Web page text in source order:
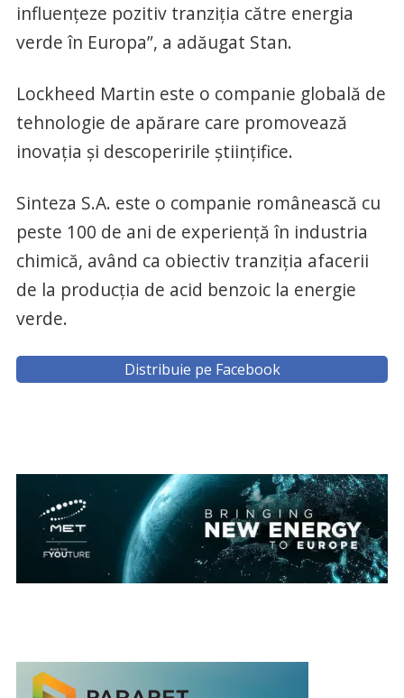
influenţeze pozitiv tranziţia către energia
verde în Europa”, a adăugat Stan.
Lockheed Martin este o companie globală de
tehnologie de apărare care promovează
inovaţia şi descoperirile ştiinţifice.
Sinteza S.A. este o companie românească cu
peste 100 de ani de experienţă în industria
chimică, având ca obiectiv tranziţia afacerii
de la producţia de acid benzoic la energie
verde.
Distribuie pe Facebook